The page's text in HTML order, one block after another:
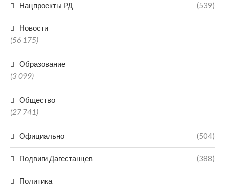
Нацпроекты РД (539)
Новости
(56 175)
Образование
(3 099)
Общество
(27 741)
Официально (504)
Подвиги Дагестанцев (388)
Политика